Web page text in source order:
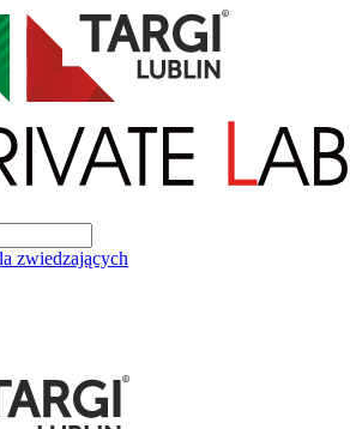
zwiedzających